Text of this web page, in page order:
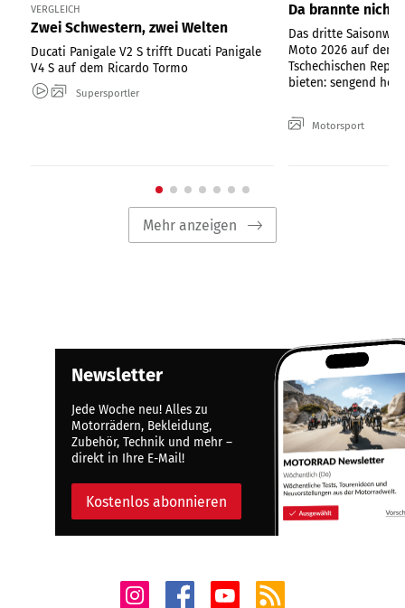
VERGLEICH
Zwei Schwestern, zwei Welten
Ducati Panigale V2 S trifft Ducati Panigale
V4 S auf dem Ricardo Tormo
Supersportler
Da brannte nicht
Das dritte
Moto 2026 auf dem
Tschechischen
bieten: sengend
Motorsport
Mehr anzeigen
Newsletter
Jede Woche neu! Alles zu
Motorrädern, Bekleidung,
Zubehör, Technik und mehr –
direkt in Ihre E-Mail!
Kostenlos abonnieren